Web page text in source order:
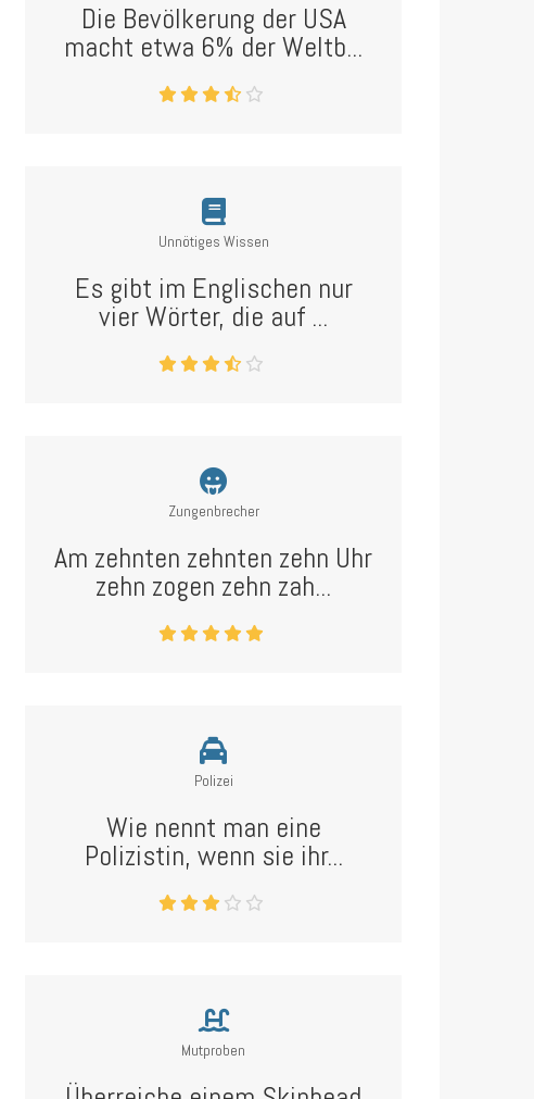
Die Bevölkerung der USA
macht etwa 6% der Weltb...
Unnötiges Wissen
Es gibt im Englischen nur
vier Wörter, die auf ...
Zungenbrecher
Am zehnten zehnten zehn Uhr
zehn zogen zehn zah...
Polizei
Wie nennt man eine
Polizistin, wenn sie ihr...
Mutproben